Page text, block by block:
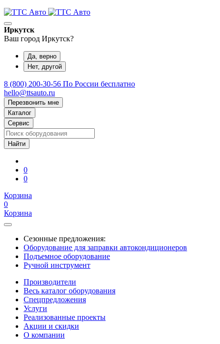
Иркутск
Ваш город Иркутск?
Да, верно
Нет, другой
8 (800) 200-30-56 По России бесплатно
hello@ttsauto.ru
Перезвонить мне
Каталог
Сервис
0
0
Корзина
0
Корзина
Сезонные предложения:
Оборудование для заправки автокондиционеров
Подъемное оборудование
Ручной инструмент
Производители
Весь каталог оборудования
Спецпредложения
Услуги
Реализованные проекты
Акции и скидки
О компании